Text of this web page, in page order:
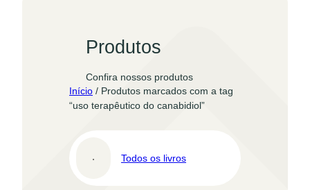
Produtos
Confira nossos produtos
Início / Produtos marcados com a tag
“uso terapêutico do canabidiol”
Todos os livros